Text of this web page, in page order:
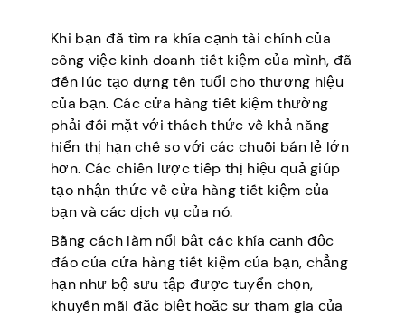
Khi bạn đã tìm ra khía cạnh tài chính của
công việc kinh doanh tiết kiệm của mình, đã
đến lúc tạo dựng tên tuổi cho thương hiệu
của bạn. Các cửa hàng tiết kiệm thường
phải đối mặt với thách thức về khả năng
hiển thị hạn chế so với các chuỗi bán lẻ lớn
hơn. Các chiến lược tiếp thị hiệu quả giúp
tạo nhận thức về cửa hàng tiết kiệm của
bạn và các dịch vụ của nó.
Bằng cách làm nổi bật các khía cạnh độc
đáo của cửa hàng tiết kiệm của bạn, chẳng
hạn như bộ sưu tập được tuyển chọn,
khuyến mãi đặc biệt hoặc sự tham gia của